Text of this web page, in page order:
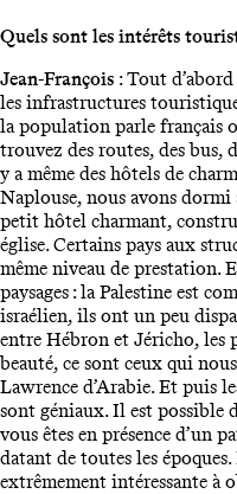
Quels sont les intérêts
Jean-François : Tout
les infrastructures
la population parle français
trouvez des routes, des bus,
y a même des hôtels de
Naplouse, nous avons dormi
petit hôtel charmant,
église. Certains pays aux
même niveau de prestation.
paysages : la Palestine est
israélien, ils ont un peu
entre Hébron et Jéricho, les
beauté, ce sont ceux qui
Lawrence d’Arabie. Et puis
sont géniaux. Il est possible
vous êtes en présence d’un
datant de toutes les
extrêmement intéressante à